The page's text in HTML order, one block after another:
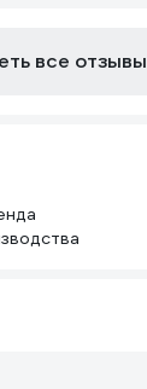
все отзывы